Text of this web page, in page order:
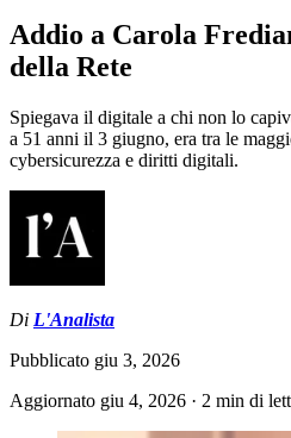
Addio a Carola
della Rete
Spiegava il digitale a chi non lo
a 51 anni il 3 giugno, era tra le
cybersicurezza e diritti digitali.
Di L'Analista
Pubblicato giu 3, 2026
Aggiornato giu 4, 2026 · 2 min di